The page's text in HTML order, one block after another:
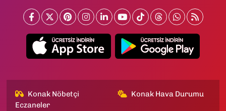
Konak Nöbetçi
Eczaneler
Konak Hava Durumu